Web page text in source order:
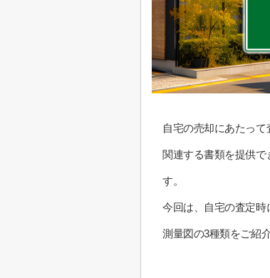
自宅の売却にあたっ
関連する書類を提供
す。
今回は、自宅の査定時
測量図の3種類をご紹介